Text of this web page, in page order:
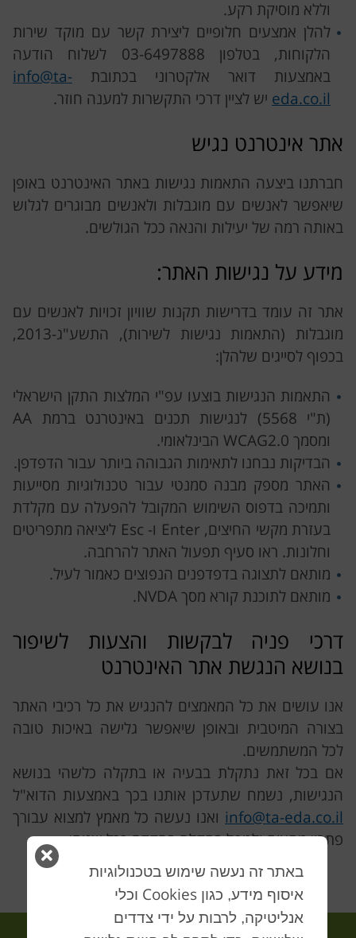
סגור
באתר זה נעשה שימוש בטכנולוגיות
איסוף מידע, כגון Cookies וכלי
אנליטיקה, לרבות על ידי צדדים
וללא מוסיקת רקע.
להלן אמצעים חלופיים ליצירת קשר עם מוקד שירות
הלקוחות, בטלפון 03-6497888 לשלוח הודעה
באמצעות דואר אלקטרוני בכתובת info@ta-
eda.co.il יש לציין דרכי התקשרות למענה חוזר.
אתר אינטרנט נגיש
חברתנו ביצעה התאמות נגישות באתר האינטרנט באופן
שיאפשר לאנשים עם מוגבלות ולאנשים מבוגרים לגלוש
באותה רמה של יעילות והנאה ככל הגולשים.
מידע על נגישות האתר:
אתר זה עומד בדרישות תקנות שוויון זכויות לאנשים עם
מוגבלות (התאמות נגישות לשירות), התשע"ג-2013,
בכפוף לסייגים שלהלן:
התאמות הנגישות בוצעו עפ"י המלצות התקן הישראלי
(ת"י 5568) לנגישות תכנים באינטרנט ברמת AA
ומסמך WCAG2.0 הבינלאומי.
הבדיקות נבחנו לתאימות הגבוהה ביותר עבור הדפדפן.
האתר מספק מבנה סמנטי עבור טכנולוגיות מסייעות
ותמיכה בדפוס השימוש המקובל להפעלה עם מקלדת
בעזרת מקשי החיצים, Enter ו- Esc ליציאה מתפריטים
וחלונות. ראו סעיף תפעול האתר להרחבה.
מותאם לתצוגה בדפדפנים הנפוצים כאמור לעיל.
מותאם לתוכנת קורא מסך NVDA.
דרכי פניה לבקשות והצעות לשיפור
בנושא הנגשת אתר האינטרנט
אנו עושים את כל המאמצים להנגיש את כל רכיבי האתר
בצורה המיטבית ובאופן שיאפשר גלישה באיכות טובה
לכל המשתמשים.
אם בכל זאת נתקלת בבעיה או בתקלה כלשהי בנושא
הנגישות, נשמח שתעדכן אותנו בכך באמצעות הדוא"ל
info@ta-eda.co.il ואנו נעשה כל מאמץ למצוא עבורך
פתרון מתאים ולטפל בתקלה בהקדם ככל שניתן.